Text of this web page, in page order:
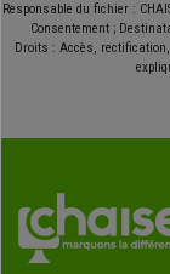
Responsable du fichier :
Consentement ;
Droits : Accès,